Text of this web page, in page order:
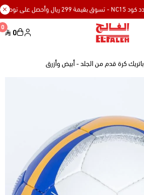
0 0
باتريك كرة قدم من الجلد - أبيض وأزرق